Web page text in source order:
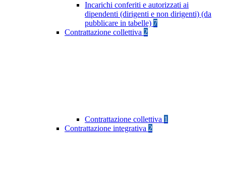
Incarichi conferiti e autorizzati ai
dipendenti (dirigenti e non dirigenti) (da
pubblicare in tabelle) 7
Contrattazione collettiva 2
Contrattazione collettiva 1
Contrattazione integrativa 2